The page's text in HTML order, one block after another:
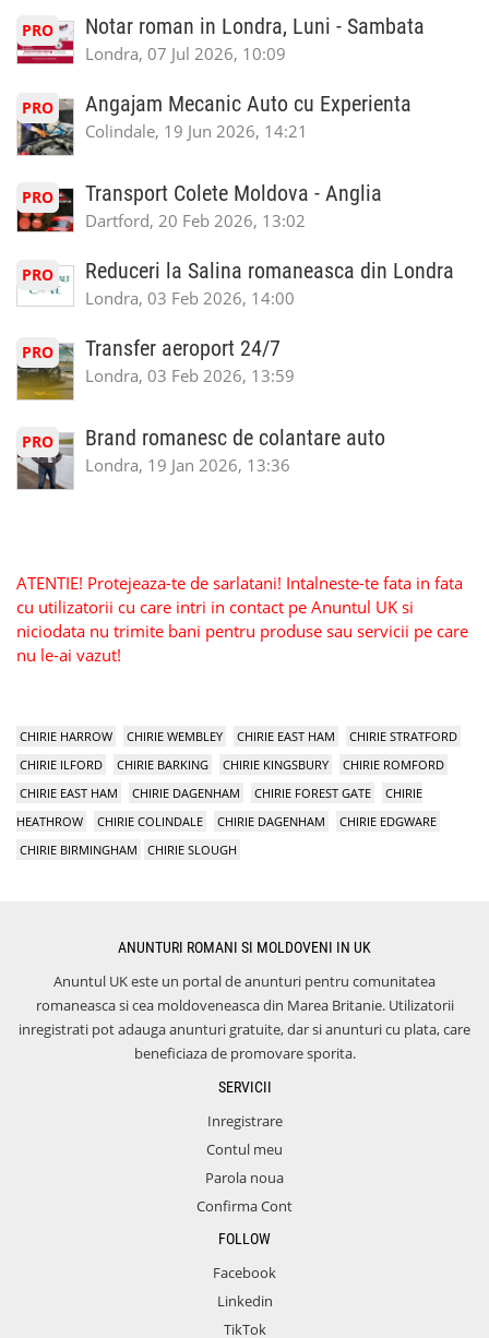
PRO Notar roman in Londra, Luni - Sambata
Londra, 07 Jul 2026, 10:09
PRO Angajam Mecanic Auto cu Experienta
Colindale, 19 Jun 2026, 14:21
PRO Transport Colete Moldova - Anglia
Dartford, 20 Feb 2026, 13:02
PRO Reduceri la Salina romaneasca din Londra
Londra, 03 Feb 2026, 14:00
PRO Transfer aeroport 24/7
Londra, 03 Feb 2026, 13:59
PRO Brand romanesc de colantare auto
Londra, 19 Jan 2026, 13:36
ATENTIE! Protejeaza-te de sarlatani! Intalneste-te fata in fata
cu utilizatorii cu care intri in contact pe Anuntul UK si
niciodata nu trimite bani pentru produse sau servicii pe care
nu le-ai vazut!
CHIRIE HARROW CHIRIE WEMBLEY CHIRIE EAST HAM
CHIRIE STRATFORD
CHIRIE ILFORD
CHIRIE BARKING CHIRIE KINGSBURY
CHIRIE ROMFORD
CHIRIE EAST HAM
CHIRIE DAGENHAM CHIRIE FOREST GATE
CHIRIE
HEATHROW
CHIRIE COLINDALE CHIRIE DAGENHAM
CHIRIE EDGWARE
CHIRIE BIRMINGHAM
CHIRIE SLOUGH
ANUNTURI ROMANI SI MOLDOVENI IN UK
Anuntul UK este un portal de anunturi pentru comunitatea
romaneasca si cea moldoveneasca din Marea Britanie. Utilizatorii
inregistrati pot adauga anunturi gratuite, dar si anunturi cu plata, care
beneficiaza de promovare sporita.
SERVICII
Inregistrare
Contul meu
Parola noua
Confirma Cont
FOLLOW
Facebook
Linkedin
TikTok